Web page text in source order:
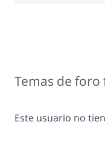
Temas de
Este usuario no